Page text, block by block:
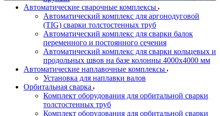
Автоматические сварочные комплексы
Автоматический комплекс для аргонодуговой
(TIG) сварки толстостенных труб
Автоматический комплекс для сварки балок
переменного и постоянного сечения
Автоматический комплекс для сварки кольцевых и
продольных швов на базе колонны 4000x4000 мм
Автоматические наплавочные комплексы
Установка для наплавки валов
Орбитальная сварка
Комплект оборудования для орбитальной сварки
толстостенных труб
Комплект оборудования для орбитальной сварки